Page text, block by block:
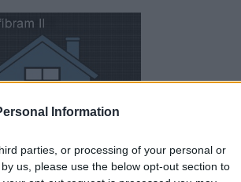
Information
parties, or processing of your personal or
us, please use the below opt-out section to
pohled do divadelního